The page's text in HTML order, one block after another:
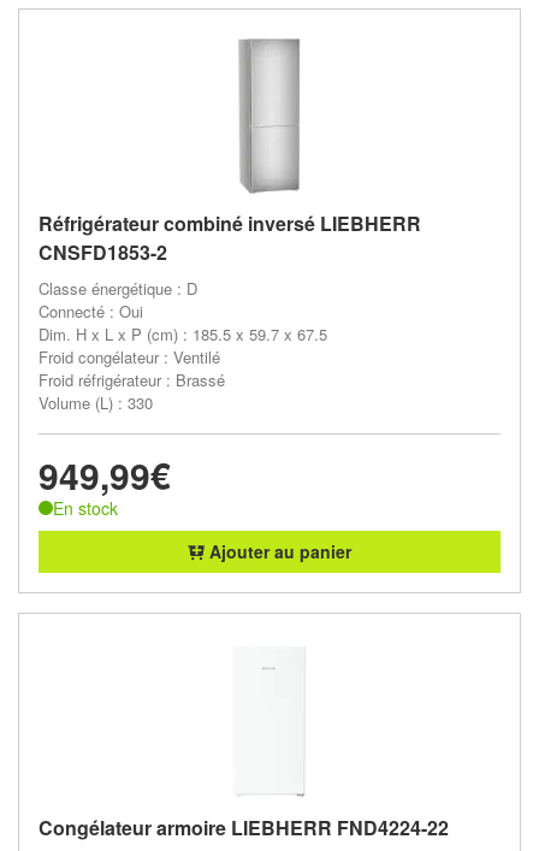
Réfrigérateur combiné inversé LIEBHERR
CNSFD1853-2
Classe énergétique : D
Connecté : Oui
Dim. H x L x P (cm) : 185.5 x 59.7 x 67.5
Froid congélateur : Ventilé
Froid réfrigérateur : Brassé
Volume (L) : 330
949,99€
En stock
Ajouter au panier
Congélateur armoire LIEBHERR FND4224-22